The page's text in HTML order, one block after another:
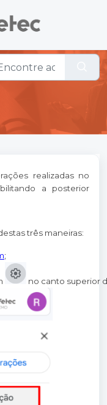
realizadas no
a posterior
três maneiras:
;
no canto superior